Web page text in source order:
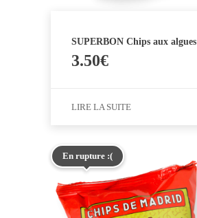
SUPERBON Chips aux algues
3.50€
LIRE LA SUITE
En rupture :(